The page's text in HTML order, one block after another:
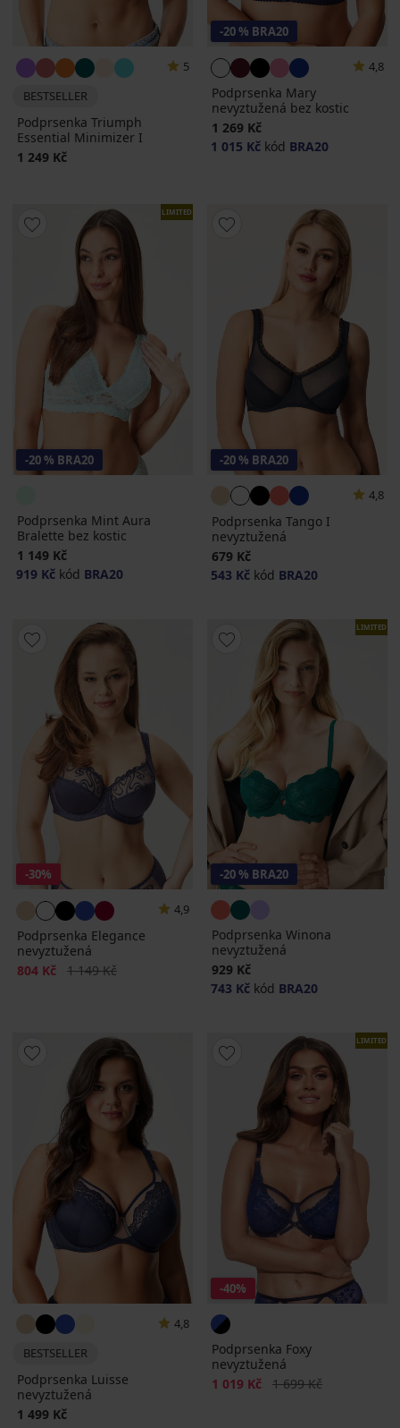
5
BESTSELLER
Podprsenka Triumph
Essential Minimizer I
1 249 Kč
-20 % BRA20
4,8
Podprsenka Mary
nevyztužená bez kostic
1 269 Kč
1 015 Kč kód BRA20
LIMITED
-20 % BRA20
Podprsenka Mint Aura
Bralette bez kostic
1 149 Kč
919 Kč kód BRA20
-20 % BRA20
4,8
Podprsenka Tango I
nevyztužená
679 Kč
543 Kč kód BRA20
-30%
4,9
Podprsenka Elegance
nevyztužená
Sleva
804 Kč Původní cena
1 149 Kč
LIMITED
-20 % BRA20
Podprsenka Winona
nevyztužená
929 Kč
743 Kč kód BRA20
4,8
BESTSELLER
Podprsenka Luisse
nevyztužená
1 499 Kč
LIMITED
-40%
Podprsenka Foxy
nevyztužená
Sleva
1 019 Kč Původní cena
1 699 Kč